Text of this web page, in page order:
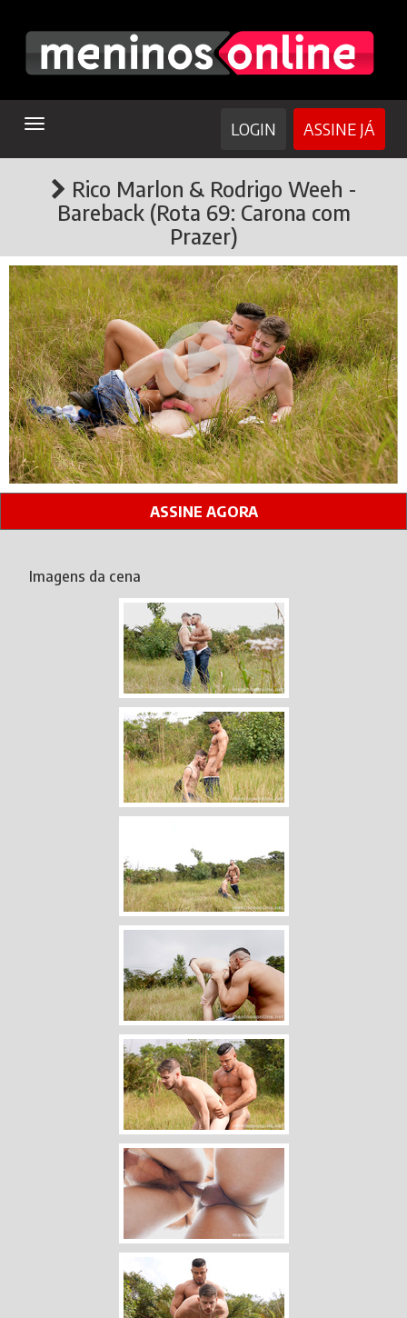
TOGGLE
ASSINE JÁ
LOGIN
Rico Marlon & Rodrigo Weeh -
Bareback (Rota 69: Carona com
Prazer)
ASSINE AGORA
Imagens da cena